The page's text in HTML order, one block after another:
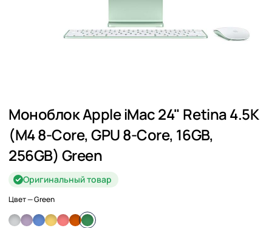
Моноблок Apple iMac 24" Retina 4.5K
(M4 8-Core, GPU 8-Core, 16GB,
256GB) Green
Оригинальный товар
Цвет— Green